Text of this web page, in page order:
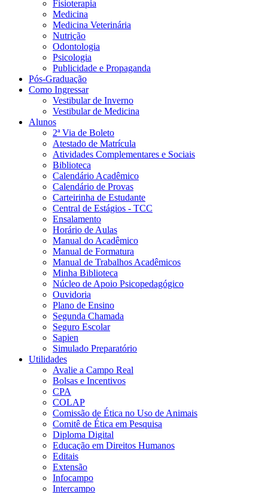
Fisioterapia
Medicina
Medicina Veterinária
Nutrição
Odontologia
Psicologia
Publicidade e Propaganda
Pós-Graduação
Como Ingressar
Vestibular de Inverno
Vestibular de Medicina
Alunos
2ª Via de Boleto
Atestado de Matrícula
Atividades Complementares e Sociais
Biblioteca
Calendário Acadêmico
Calendário de Provas
Carteirinha de Estudante
Central de Estágios - TCC
Ensalamento
Horário de Aulas
Manual do Acadêmico
Manual de Formatura
Manual de Trabalhos Acadêmicos
Minha Biblioteca
Núcleo de Apoio Psicopedagógico
Ouvidoria
Plano de Ensino
Segunda Chamada
Seguro Escolar
Sapien
Simulado Preparatório
Utilidades
Avalie a Campo Real
Bolsas e Incentivos
CPA
COLAP
Comissão de Ética no Uso de Animais
Comitê de Ética em Pesquisa
Diploma Digital
Educação em Direitos Humanos
Editais
Extensão
Infocampo
Intercampo